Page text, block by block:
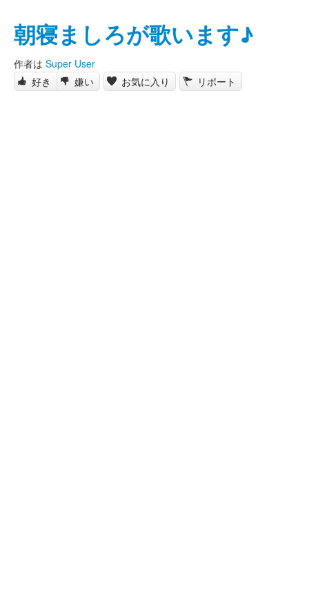
朝寝ましろが歌います♪
作者は Super User
好き
嫌い お気に入り リポート